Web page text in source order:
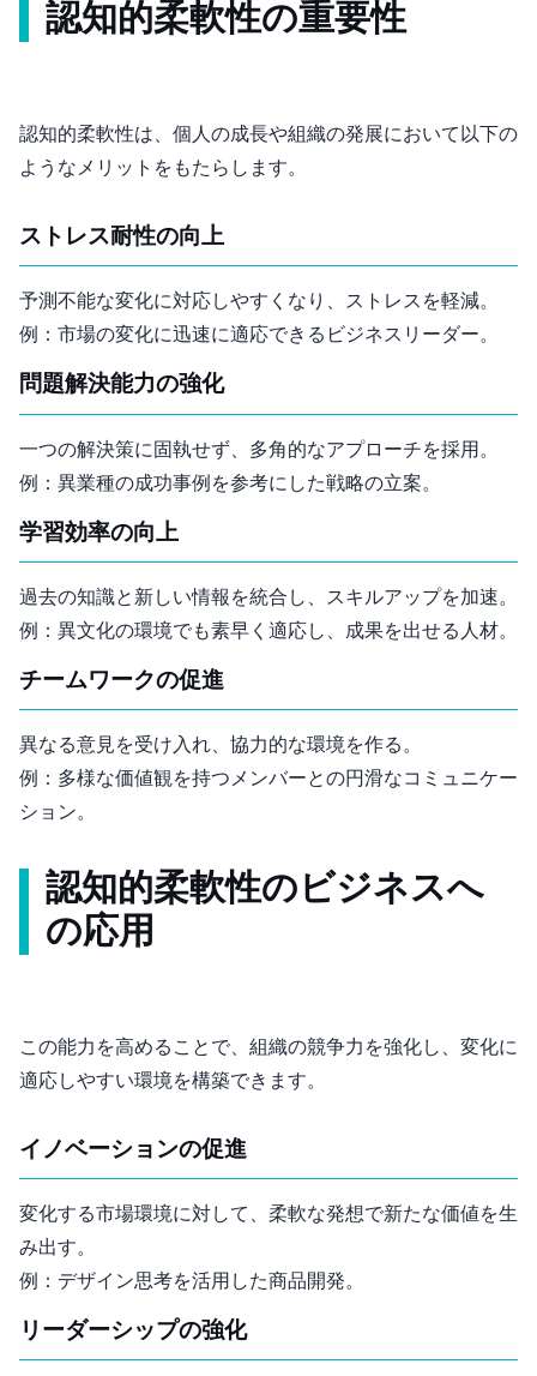
認知的柔軟性の重要性
認知的柔軟性は、個人の成長や組織の発展において以下の
ようなメリットをもたらします。
ストレス耐性の向上
予測不能な変化に対応しやすくなり、ストレスを軽減。
例：市場の変化に迅速に適応できるビジネスリーダー。
問題解決能力の強化
一つの解決策に固執せず、多角的なアプローチを採用。
例：異業種の成功事例を参考にした戦略の立案。
学習効率の向上
過去の知識と新しい情報を統合し、スキルアップを加速。
例：異文化の環境でも素早く適応し、成果を出せる人材。
チームワークの促進
異なる意見を受け入れ、協力的な環境を作る。
例：多様な価値観を持つメンバーとの円滑なコミュニケー
ション。
認知的柔軟性のビジネスへ
の応用
この能力を高めることで、組織の競争力を強化し、変化に
適応しやすい環境を構築できます。
イノベーションの促進
変化する市場環境に対して、柔軟な発想で新たな価値を生
み出す。
例：デザイン思考を活用した商品開発。
リーダーシップの強化